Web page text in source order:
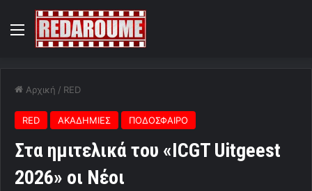
Menu
Αρχική / RED
RED ΑΚΑΔΗΜΙΕΣ ΠΟΔΟΣΦΑΙΡΟ
Στα ημιτελικά του «ICGT Uitgeest
2026» οι Νέοι